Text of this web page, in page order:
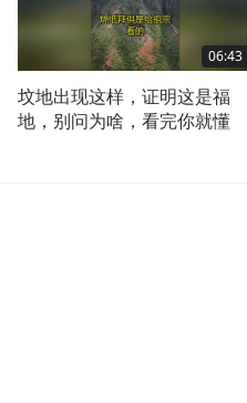
06:43
坟地出现这样，证明这是福
地，别问为啥，看完你就懂